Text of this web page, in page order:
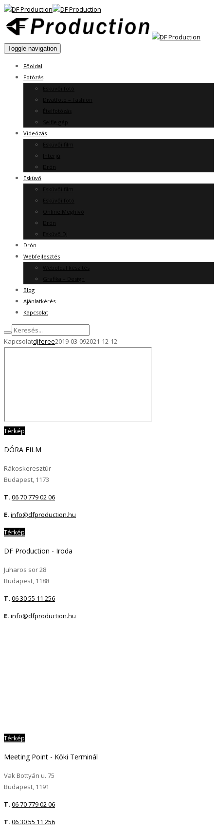
Toggle navigation
Főoldal
Fotózás
Esküvői fotó
Divatfotó – Fashion
Ételfotózás
Selfie gép
Videózás
Esküvői film
Interjú
Drón
Esküvő
Esküvői film
Esküvői fotó
Online Meghívó
Drón
Esküvő DJ
Drón
Webfejlesztés
Weboldal készítés
Grafika – Design
Blog
Ajánlatkérés
Kapcsolat
Kapcsolatdjferee2019-03-092021-12-12
Térkép
DÓRA FILM
Rákoskeresztúr
Budapest, 1173
T. 06 70 779 02 06
E. info@dfproduction.hu
Térkép
DF Production - Iroda
Juharos sor 28
Budapest, 1188
T. 06 30 55 11 256
E. info@dfproduction.hu
Térkép
Meeting Point - Köki Terminál
Vak Bottyán u. 75
Budapest, 1191
T. 06 70 779 02 06
T. 06 30 55 11 256